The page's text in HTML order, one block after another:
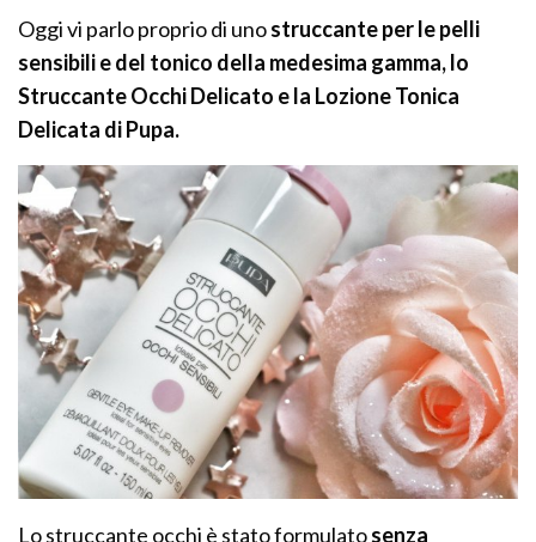
Oggi vi parlo proprio di unostruccante per le pelli
sensibili e del tonico della medesima gamma, lo
Struccante Occhi Delicato e la Lozione Tonica
Delicata di Pupa.
Lo struccante occhi è stato formulatosenza